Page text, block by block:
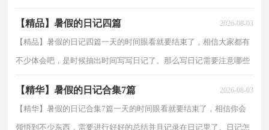
【精品】暑假的日记四篇 2026-08-03
【精品】暑假的日记四篇一天的时间眼看就要结束了，相信大家都有
不少体会吧，是时候抽出时间写写日记了。那么写日记需要注意哪些
【精华】暑假的日记合集7篇 2026-08-03
【精华】暑假的日记合集7篇一天的时间眼看就要结束了，相信你会
领悟到不少东西，需要进行好好的总结并且记录在日记里了。日记怎